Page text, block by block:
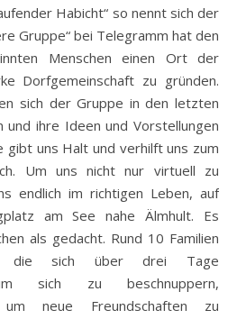
Habicht“ so nennt sich der
Gruppe“ bei Telegramm hat den
Menschen einen Ort der
Dorfgemeinschaft zu gründen.
sich der Gruppe in den letzten
und ihre Ideen und Vorstellungen
gibt uns Halt und verhilft uns zum
Um uns nicht nur virtuell zu
endlich im richtigen Leben, auf
am See nahe Älmhult. Es
als gedacht. Rund 10 Familien
die sich über drei Tage
sich zu beschnuppern,
um neue Freundschaften zu